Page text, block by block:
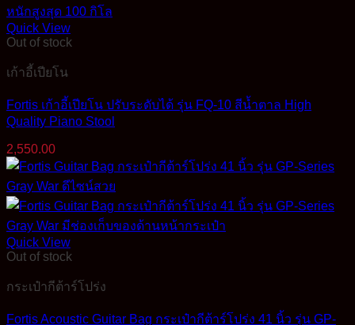
Quick View
Out of stock
เก้าอี้เปียโน
Fortis เก้าอี้เปียโน ปรับระดับได้ รุ่น FQ-10 สีน้ำตาล High
Quality Piano Stool
2,550.00
Quick View
Out of stock
กระเป๋ากีต้าร์โปร่ง
Fortis Acoustic Guitar Bag กระเป๋ากีต้าร์โปร่ง 41 นิ้ว รุ่น GP-